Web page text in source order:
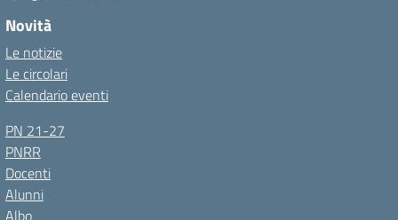
Novità
Le notizie
Le circolari
Calendario eventi
PN 21-27
PNRR
Docenti
Alunni
Albo